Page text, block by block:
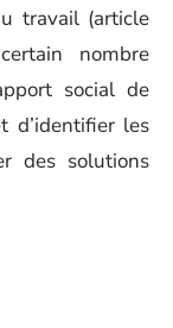
travail (article
nombre
social de
d’identifier les
des solutions